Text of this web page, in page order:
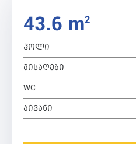
43.6 m2
ᲰᲝᲚᲘ
ᲛᲘᲡᲐᲦᲔᲑᲘ
WC
ᲐᲘᲕᲐᲜᲘ